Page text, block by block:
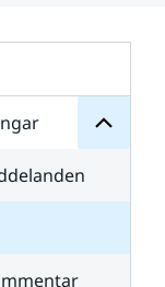
för